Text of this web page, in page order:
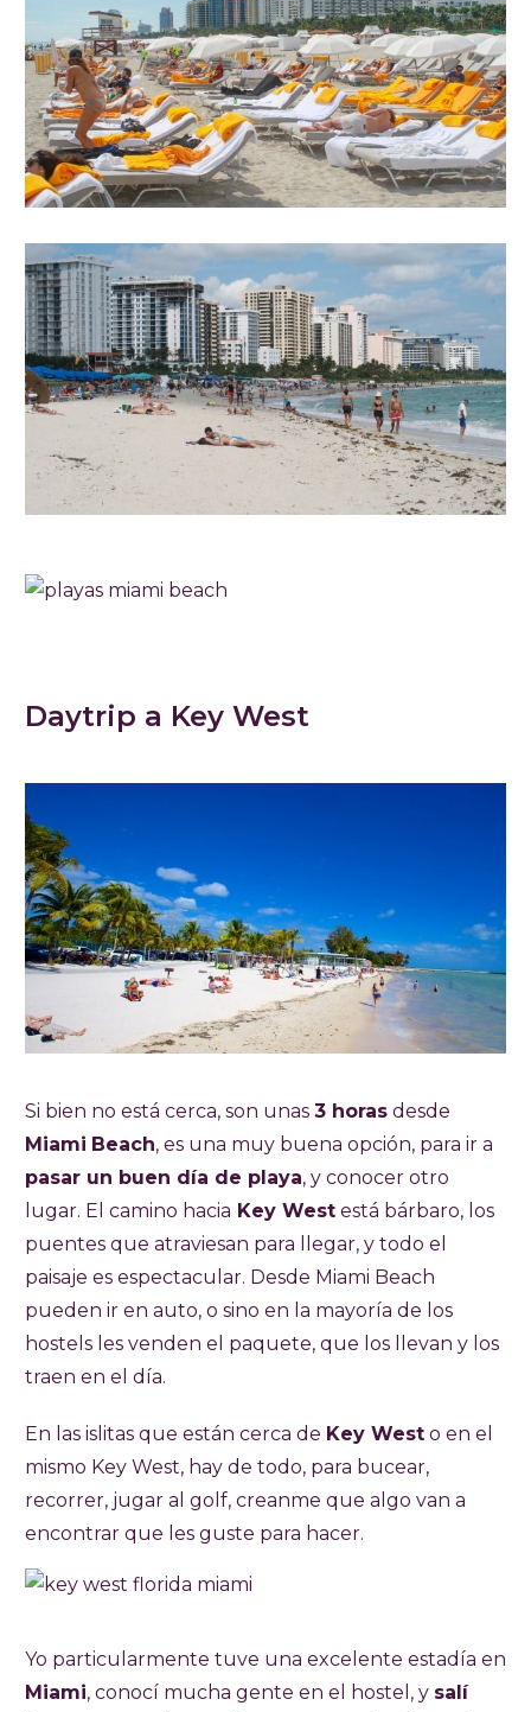
Daytrip a Key West
Si bien no está cerca, son unas 3 horas desde
Miami Beach, es una muy buena opción, para ir a
pasar un buen día de playa, y conocer otro
lugar. El camino hacia Key West está bárbaro, los
puentes que atraviesan para llegar, y todo el
paisaje es espectacular. Desde Miami Beach
pueden ir en auto, o sino en la mayoría de los
hostels les venden el paquete, que los llevan y los
traen en el día.
En las islitas que están cerca de Key West o en el
mismo Key West, hay de todo, para bucear,
recorrer, jugar al golf, creanme que algo van a
encontrar que les guste para hacer.
Yo particularmente tuve una excelente estadía en
Miami, conocí mucha gente en el hostel, y salí